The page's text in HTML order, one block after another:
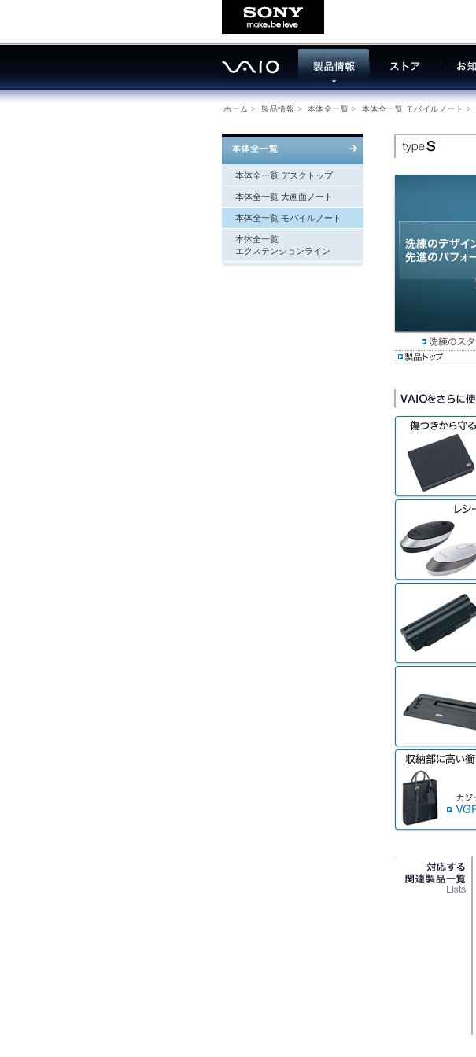
ホーム > 製品情報 > 本体全一覧 > 本体全一覧 モバイルノート >
本体全一覧 デスクトップ
本体全一覧 大画面ノート
本体全一覧 モバイルノート
本体全一覧
エクステンションライン